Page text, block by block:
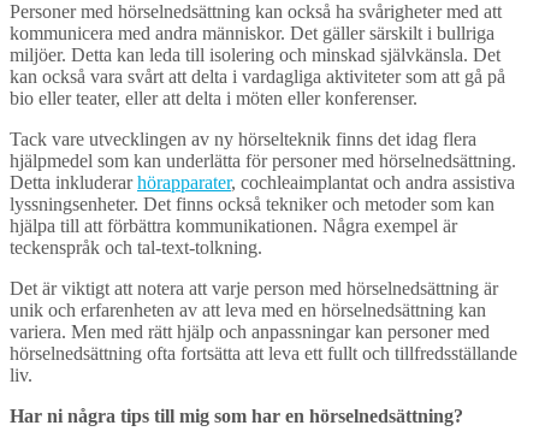
Personer med hörselnedsättning kan också ha svårigheter med att
kommunicera med andra människor. Det gäller särskilt i bullriga
miljöer. Detta kan leda till isolering och minskad självkänsla. Det
kan också vara svårt att delta i vardagliga aktiviteter som att gå på
bio eller teater, eller att delta i möten eller konferenser.
Tack vare utvecklingen av ny hörselteknik finns det idag flera
hjälpmedel som kan underlätta för personer med hörselnedsättning.
Detta inkluderarhörapparater, cochleaimplantat och andra assistiva
lyssningsenheter. Det finns också tekniker och metoder som kan
hjälpa till att förbättra kommunikationen. Några exempel är
teckenspråk och tal-text-tolkning.
Det är viktigt att notera att varje person med hörselnedsättning är
unik och erfarenheten av att leva med en hörselnedsättning kan
variera. Men med rätt hjälp och anpassningar kan personer med
hörselnedsättning ofta fortsätta att leva ett fullt och tillfredsställande
liv.
Har ni några tips till mig som har en hörselnedsättning?